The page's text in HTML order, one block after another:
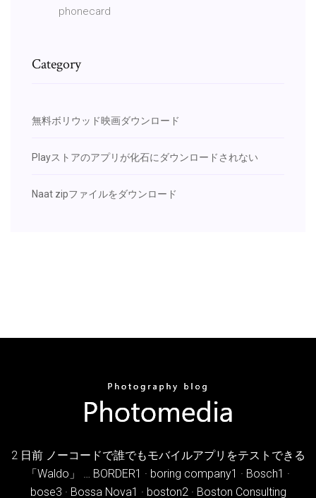
phonecard
Category
無料ボリウッド映画ダウンロード
Playストアのアプリが化石にダウンロードされない
Naat zipファイルをダウンロード
2 日前 ノーコードで誰でもモバイルアプリをテストできる
「Waldo」 … BORDER1 · boring company1 · Bosch1 ·
bose3 · Bossa Nova1 · boston2 · Boston Consulting